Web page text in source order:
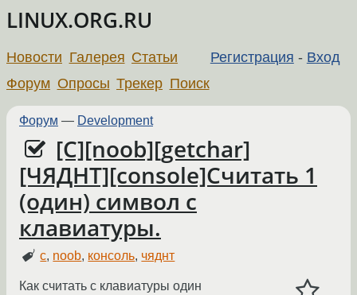
LINUX.ORG.RU
Регистрация - Вход
Новости Галерея Статьи
Форум Опросы Трекер Поиск
Форум — Development
[C][noob][getchar]
[ЧЯДНТ][console]Считать 1
(один) символ с
клавиатуры.
c, noob, консоль, чяднт
Как считать с клавиатуры один